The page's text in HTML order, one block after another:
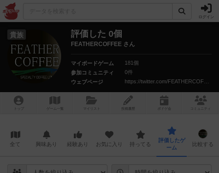
ログイン
貴族 評価した 0個
FEATHERCOFFEE さん
マイボードゲーム
181個
参加コミュニティ
0件
ウェブページ
トップ ゲーム一覧 マイリスト 投稿履歴 ボ ドゲ コミュニティ
全て 興味あり 経験あり お気に入り 持ってる
評価したゲ
ーム
比較する